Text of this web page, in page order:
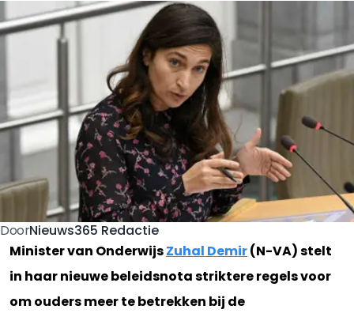
DoorNieuws365 Redactie
Minister van OnderwijsZuhal Demir(N-VA) stelt
in haar nieuwe beleidsnota striktere regels voor
om ouders meer te betrekken bij de